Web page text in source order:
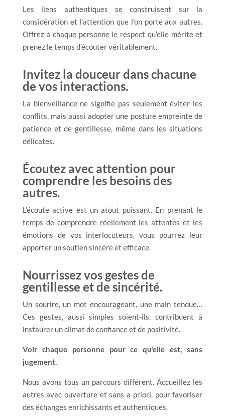
Les liens authentiques se construisent sur la
considération et l’attention que l’on porte aux autres.
Offrez à chaque personne le respect qu’elle mérite et
prenez le temps d’écouter véritablement.
Invitez la douceur dans chacune
de vos interactions.
La bienveillance ne signifie pas seulement éviter les
conflits, mais aussi adopter une posture empreinte de
patience et de gentillesse, même dans les situations
délicates.
Écoutez avec attention pour
comprendre les besoins des
autres.
L’écoute active est un atout puissant. En prenant le
temps de comprendre réellement les attentes et les
émotions de vos interlocuteurs, vous pourrez leur
apporter un soutien sincère et efficace.
Nourrissez vos gestes de
gentillesse et de sincérité.
Un sourire, un mot encourageant, une main tendue…
Ces gestes, aussi simples soient-ils, contribuent à
instaurer un climat de confiance et de positivité.
Voir chaque personne pour ce qu’elle est, sans
jugement.
Nous avons tous un parcours différent. Accueillez les
autres avec ouverture et sans a priori, pour favoriser
des échanges enrichissants et authentiques.